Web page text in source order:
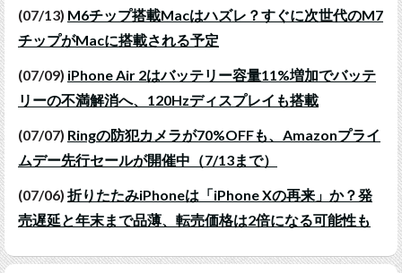
(07/13) M6チップ搭載Macはハズレ？すぐに次世代のM7
チップがMacに搭載される予定
(07/09) iPhone Air 2はバッテリー容量11%増加でバッテ
リーの不満解消へ、120Hzディスプレイも搭載
(07/07) Ringの防犯カメラが70%OFFも、Amazonプライ
ムデー先行セールが開催中（7/13まで）
(07/06) 折りたたみiPhoneは「iPhone Xの再来」か？発
売遅延と年末まで品薄、転売価格は2倍になる可能性も